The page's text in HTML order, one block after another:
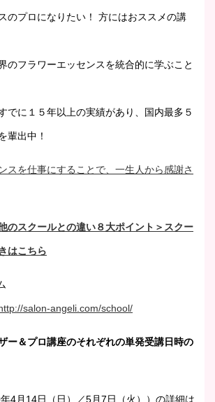
のプロになりたい！ 方にはおススメの講
のフラワーエッセンスを統合的に学ぶこと
でに１５年以上の実績があり、国内最多５
輩出中！
スを仕事にすることで、一生人から感謝さ
のスクールとの違い８大ポイント＞スクー
はこちら
salon-angeli.com/school/
ー＆プロ講座のそれぞれの単発受講日時の
年4月14日（日）／5月7日（火））の詳細は